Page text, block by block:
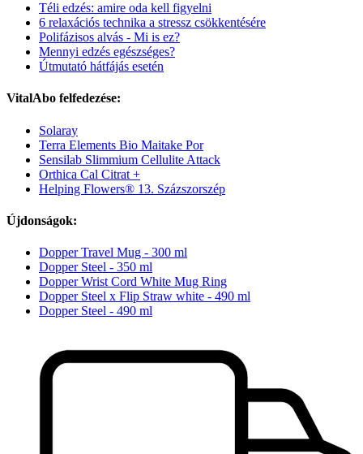
Téli edzés: amire oda kell figyelni
6 relaxációs technika a stressz csökkentésére
Polifázisos alvás - Mi is ez?
Mennyi edzés egészséges?
Útmutató hátfájás esetén
VitalAbo felfedezése:
Solaray
Terra Elements Bio Maitake Por
Sensilab Slimmium Cellulite Attack
Orthica Cal Citrat +
Helping Flowers® 13. Százszorszép
Újdonságok:
Dopper Travel Mug - 300 ml
Dopper Steel - 350 ml
Dopper Wrist Cord White Mug Ring
Dopper Steel x Flip Straw white - 490 ml
Dopper Steel - 490 ml